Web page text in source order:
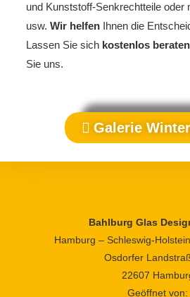
und Kunststoff-Senkrechtteile oder
usw.Wir helfen Ihnen die
Lassen Sie sich kostenlos beraten
Sie uns.
Galerie
Bahlburg Glas
Hamburg – Schleswig-
Osdorfer
22607
Geöffnet von: